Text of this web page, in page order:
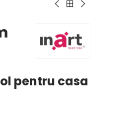
pentru casa